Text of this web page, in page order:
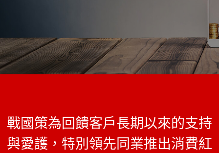
戰國策為回饋客戶長期以來的支持
與愛護，特別領先同業推出消費紅